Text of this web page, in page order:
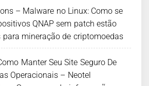
– Malware no Linux: Como se
QNAP sem patch estão
para mineração de criptomoedas
Manter Seu Site Seguro De
Operacionais – Neotel